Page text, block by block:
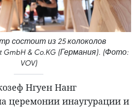
состоит из 25 колоколов
GmbH & Co.KG (Германия). (Фото:
VOV)
Нгуен Нанг
церемонии инаугурации и